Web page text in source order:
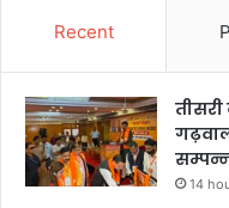
Recent
14